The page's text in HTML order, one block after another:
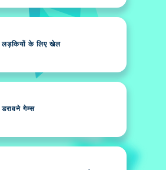
लड़कियों के लिए खेल
डरावने गेम्स